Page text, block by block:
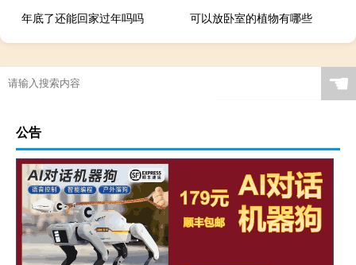
年底了还能回家过年吗吗
可以放卧室的植物有哪些
☚
公告